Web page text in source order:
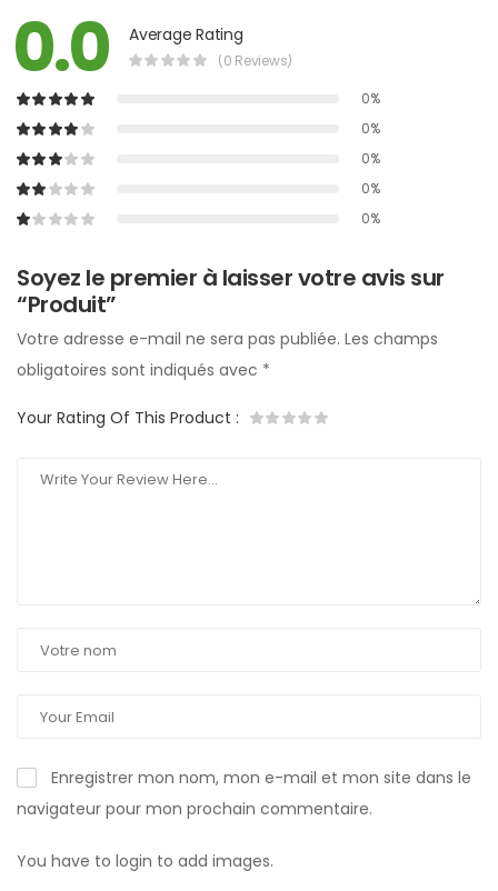
0.0 Average Rating
(0 Reviews)
0%
0%
0%
0%
0%
Soyez le premier à laisser votre avis sur
“Produit”
Votre adresse e-mail ne sera pas publiée. Les champs
obligatoires sont indiqués avec *
Your Rating Of This Product :
Enregistrer mon nom, mon e-mail et mon site dans le
navigateur pour mon prochain commentaire.
You have to login to add images.